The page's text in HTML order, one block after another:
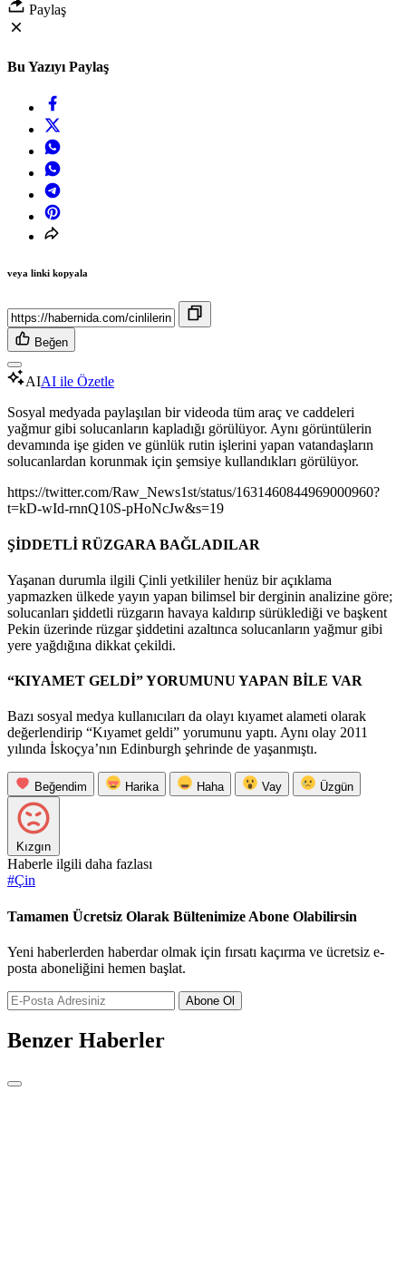
Paylaş
Bu Yazıyı Paylaş
veya linki kopyala
Beğen
AIAI ile Özetle
Sosyal medyada paylaşılan bir videoda tüm araç ve caddeleri
yağmur gibi solucanların kapladığı görülüyor. Aynı görüntülerin
devamında işe giden ve günlük rutin işlerini yapan vatandaşların
solucanlardan korunmak için şemsiye kullandıkları görülüyor.
https://twitter.com/Raw_News1st/status/1631460844969000960?
t=kD-wId-rnnQ10S-pHoNcJw&s=19
ŞİDDETLİ RÜZGARA BAĞLADILAR
Yaşanan durumla ilgili Çinli yetkililer henüz bir açıklama
yapmazken ülkede yayın yapan bilimsel bir derginin analizine göre;
solucanları şiddetli rüzgarın havaya kaldırıp sürüklediği ve başkent
Pekin üzerinde rüzgar şiddetini azaltınca solucanların yağmur gibi
yere yağdığına dikkat çekildi.
“KIYAMET GELDİ” YORUMUNU YAPAN BİLE VAR
Bazı sosyal medya kullanıcıları da olayı kıyamet alameti olarak
değerlendirip “Kıyamet geldi” yorumunu yaptı. Aynı olay 2011
yılında İskoçya’nın Edinburgh şehrinde de yaşanmıştı.
Beğendim Harika Haha Vay Üzgün
Kızgın
Haberle ilgili daha fazlası
#Çin
Tamamen Ücretsiz Olarak Bültenimize Abone Olabilirsin
Yeni haberlerden haberdar olmak için fırsatı kaçırma ve ücretsiz e-
posta aboneliğini hemen başlat.
Abone Ol
Benzer Haberler